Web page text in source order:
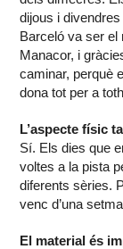
dijous i
Barceló va ser el
Manacor, i
caminar, perquè
dona tot per a
L’aspecte físic
Sí. Els dies que
voltes a la pista
diferents sèries.
venc d’una
El material és